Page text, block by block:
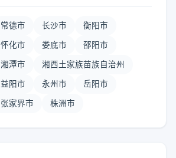
常德市 长沙市 衡阳市
怀化市 娄底市 邵阳市
湘潭市 湘西土家族苗族自治州
益阳市 永州市 岳阳市
张家界市 株洲市